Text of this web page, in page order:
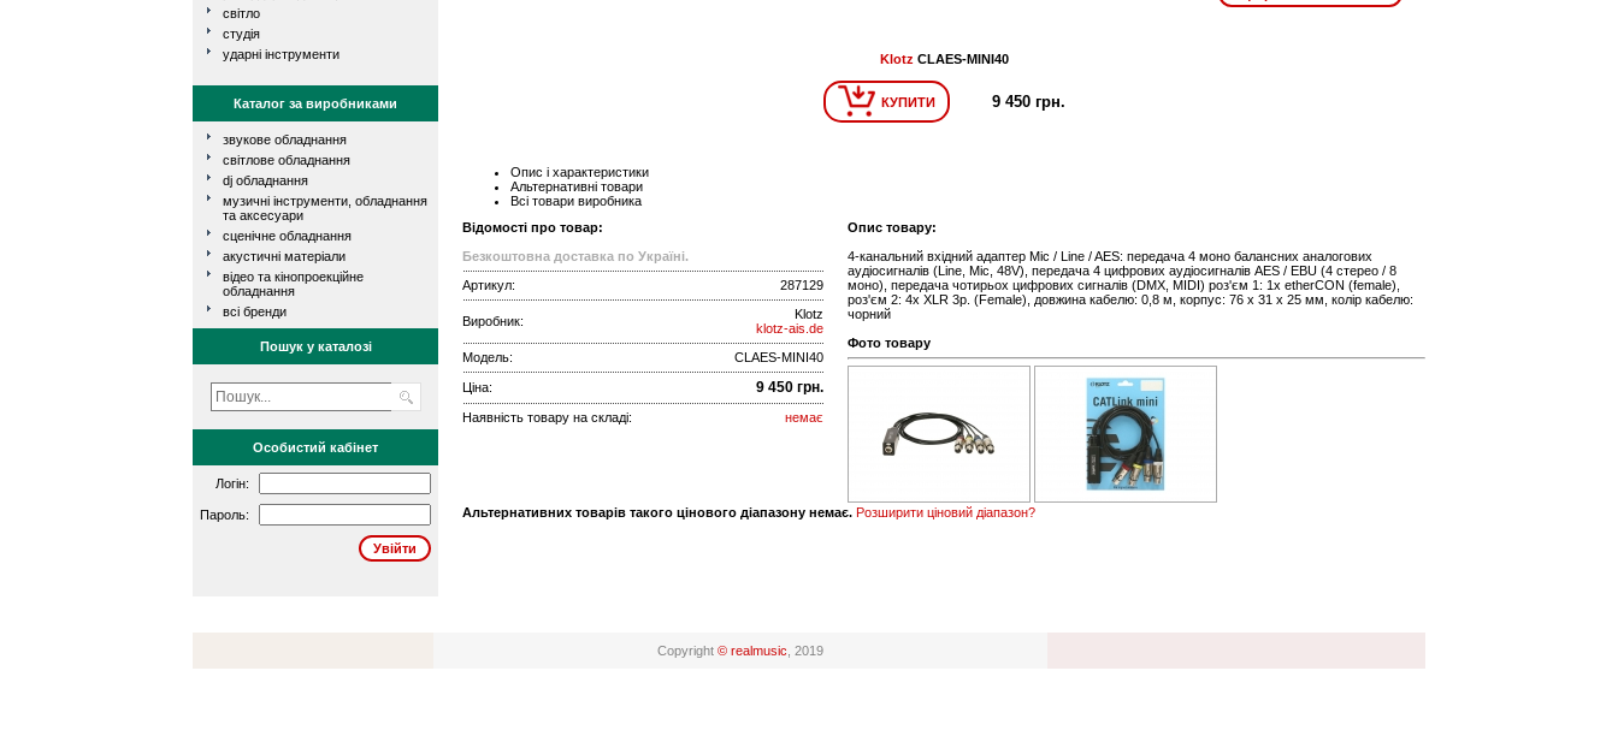
світло
студія
ударні інструменти
Каталог за виробниками
звукове обладнання
світлове обладнання
dj обладнання
музичні інструменти, обладнання
та аксесуари
сценічне обладнання
акустичні матеріали
відео та кінопроекційне
обладнання
всі бренди
Пошук у каталозі
Особистий кабінет
Логін:
Пароль:
Klotz CLAES-MINI40
КУПИТИ 9 450 грн.
Опис і характеристики
Альтернативні товари
Всі товари виробника
Відомості про товар:
Безкоштовна доставка по Україні.
Артикул:
287129
Виробник:
Klotz
klotz-ais.de
Модель:
CLAES-MINI40
Ціна: 9 450 грн.
Наявність товару на складі: немає
Опис товару:
4-канальний вхідний адаптер Mic / Line / AES: передача 4 моно балансних аналогових
аудіосигналів (Line, Mic, 48V), передача 4 цифрових аудіосигналів AES / EBU (4 стерео / 8
моно), передача чотирьох цифрових сигналів (DMX, MIDI) роз'єм 1: 1x etherCON (female),
роз'єм 2: 4x XLR 3p. (Female), довжина кабелю: 0,8 м, корпус: 76 x 31 x 25 мм, колір кабелю:
чорний
Фото товару
Альтернативних товарів такого цінового діапазону немає. Розширити ціновий діапазон?
Copyright © realmusic , 2019